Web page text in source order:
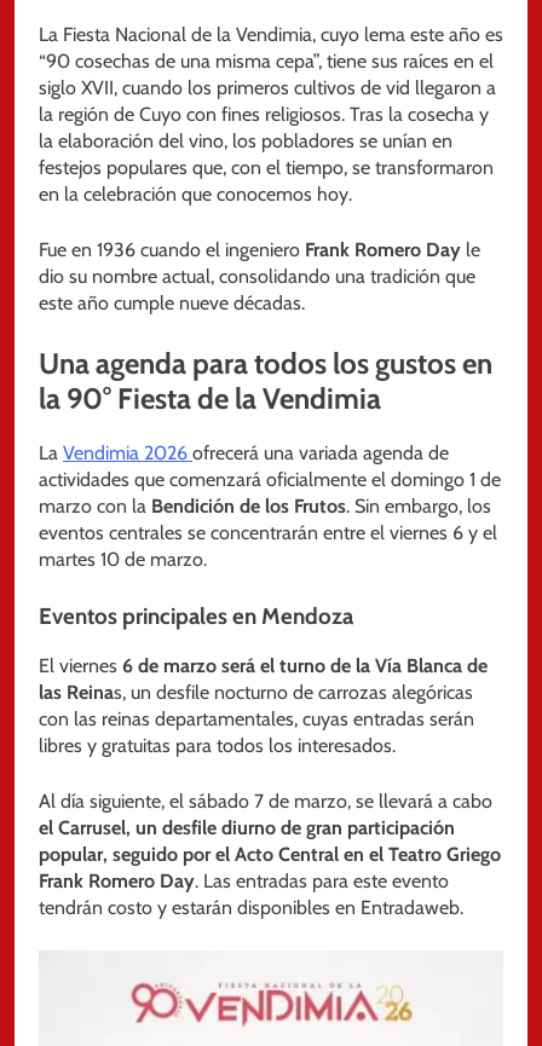
La Fiesta Nacional de la Vendimia, cuyo lema este año es
“90 cosechas de una misma cepa”, tiene sus raíces en el
siglo XVII, cuando los primeros cultivos de vid llegaron a
la región de Cuyo con fines religiosos. Tras la cosecha y
la elaboración del vino, los pobladores se unían en
festejos populares que, con el tiempo, se transformaron
en la celebración que conocemos hoy.
Fue en 1936 cuando el ingeniero Frank Romero Day le
dio su nombre actual, consolidando una tradición que
este año cumple nueve décadas.
Una agenda para todos los gustos en
la 90° Fiesta de la Vendimia
La Vendimia 2026 ofrecerá una variada agenda de
actividades que comenzará oficialmente el domingo 1 de
marzo con la Bendición de los Frutos. Sin embargo, los
eventos centrales se concentrarán entre el viernes 6 y el
martes 10 de marzo.
Eventos principales en Mendoza
El viernes 6 de marzo será el turno de la Vía Blanca de
las Reinas, un desfile nocturno de carrozas alegóricas
con las reinas departamentales, cuyas entradas serán
libres y gratuitas para todos los interesados.
Al día siguiente, el sábado 7 de marzo, se llevará a cabo
el Carrusel, un desfile diurno de gran participación
popular, seguido por el Acto Central en el Teatro Griego
Frank Romero Day. Las entradas para este evento
tendrán costo y estarán disponibles en Entradaweb.